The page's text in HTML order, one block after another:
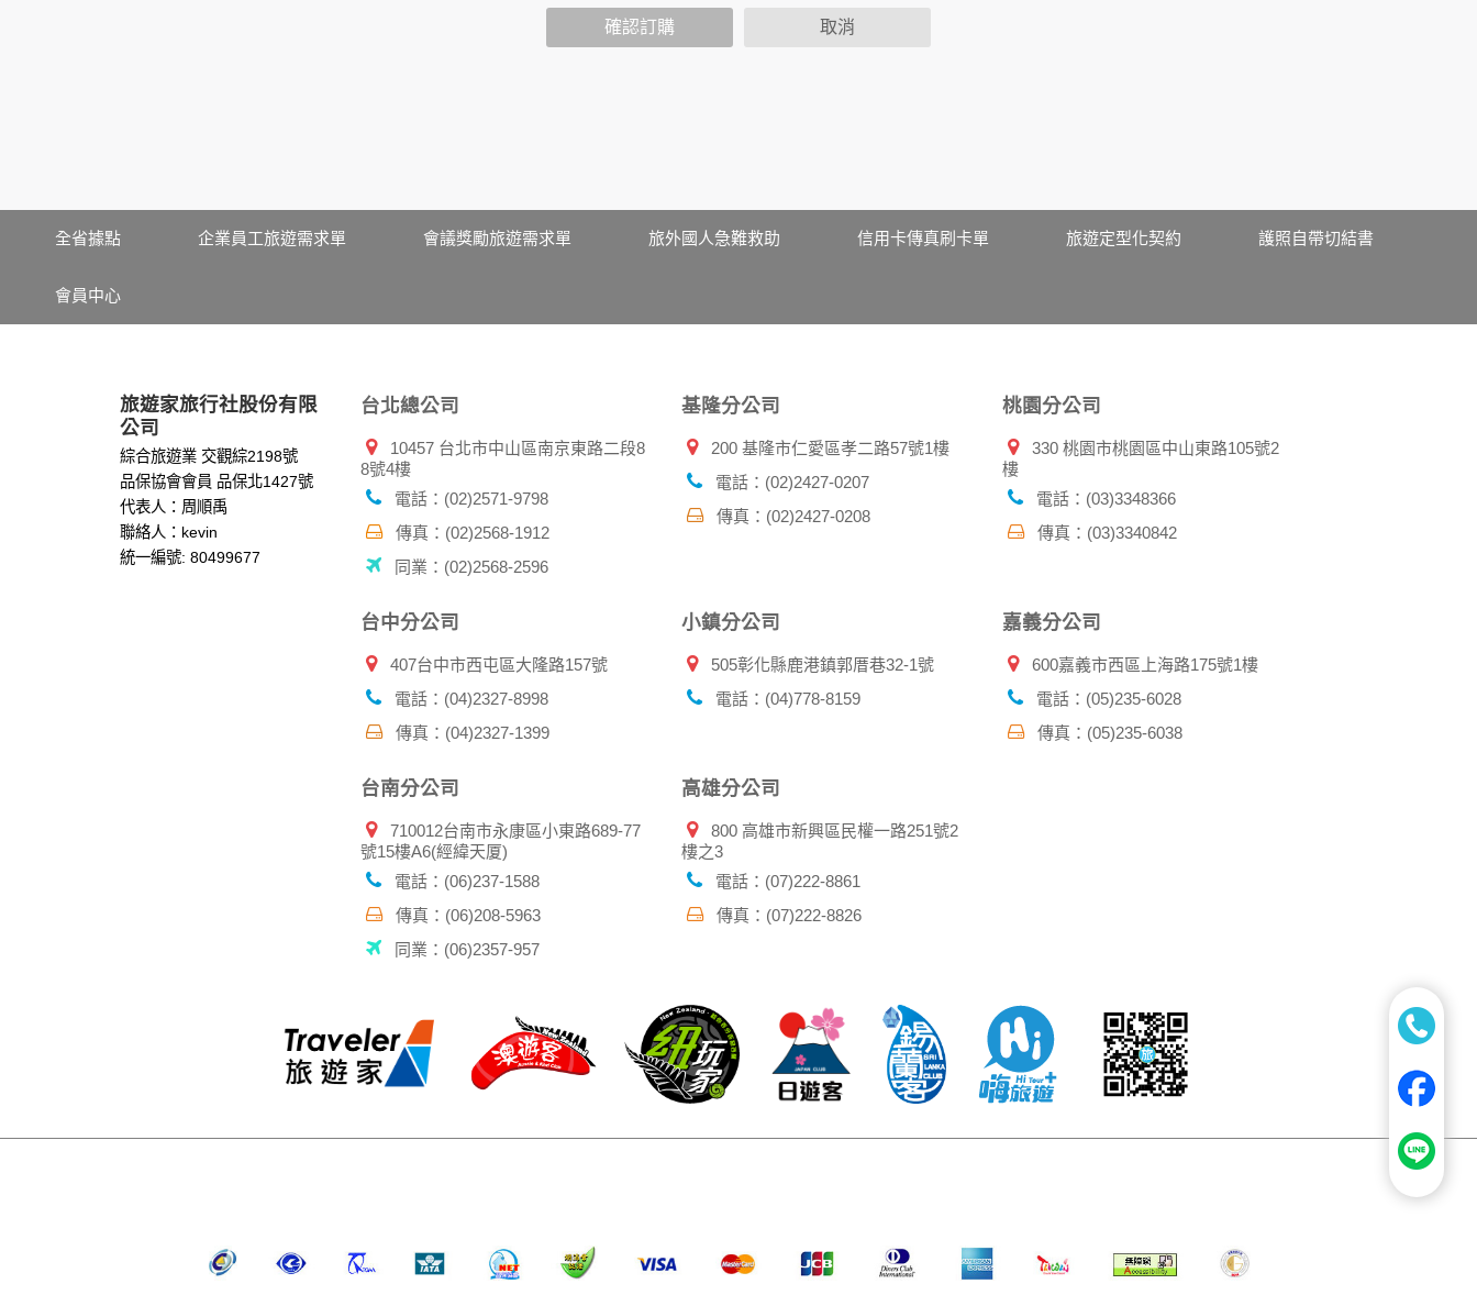
於一般瀏覽時，伺服器會自行記錄相關行徑，包括您使用連線設備的 IP 位址、使用時間、使用的瀏覽器、瀏覽及點選資料記錄等，做為我們增進網站服務的
其他除了上述，會保留您在上網瀏覽或查詢時，伺服器自行產生的相關記錄，包括您使用連線設備的 IP 位址、使用時間、使用的瀏覽器、瀏覽及點選資料紀
錄等。本網站會對個別連線者的瀏覽器予以標示，歸納使用者瀏覽器在本網站內部所瀏覽的網頁，除非您願意告知您的個人資料，否則本網站不會也無法將此
本網站將在事前或註冊登錄取得您的同意後，傳送商業性資料或電子郵件給您。本公司除了在該資料或電子郵件上註明是由本公司發送，也會在該資料或電子
資料使用:
本公司不會向任何人出售或出借您的個人識別資料。
在以下情況下， 本公司會向其他人士或公司提供您的個人識別資料：
1.遵守法令或政府機關的要求；或我們發覺您在網站上的行為違反本公司旗下網站的會員條款或產品、服務的特定使用指南。
2.為了保護使用者個人隱私，我們無法為您查詢其他使用者的帳號資料。若您有相關法律上問題需查閱他人資料時，請務必向警政單位提出告訴，我們將全力
配合警政單位調查並提供所有相關資料，以協助調查及破案！
自我保護措施:
服務後，務必記得登出帳戶或關閉網頁瀏覽器，以防止他人讀取您的個人資料。
確認訂購 取消
全省據點 企業員工旅遊需求單 會議獎勵旅遊需求單 旅外國人急難救助 信用卡傳真刷卡單 旅遊定型化契約 護照自帶切結書
會員中心
旅遊家旅行社股份有限
公司
綜合旅遊業 交觀綜2198號
品保協會會員 品保北1427號
代表人：周順禹
聯絡人：kevin
統一編號: 80499677
台北總公司
10457 台北市中山區南京東路二段8
8號4樓
電話：(02)2571-9798
傳真：(02)2568-1912
同業：(02)2568-2596
基隆分公司
200 基隆市仁愛區孝二路57號1樓
電話：(02)2427-0207
傳真：(02)2427-0208
桃園分公司
330 桃園市桃園區中山東路105號2
樓
電話：(03)3348366
傳真：(03)3340842
台中分公司
407台中市西屯區大隆路157號
電話：(04)2327-8998
傳真：(04)2327-1399
小鎮分公司
505彰化縣鹿港鎮郭厝巷32-1號
電話：(04)778-8159
嘉義分公司
600嘉義市西區上海路175號1樓
電話：(05)235-6028
傳真：(05)235-6038
台南分公司
710012台南市永康區小東路689-77
號15樓A6(經緯天厦)
電話：(06)237-1588
傳真：(06)208-5963
同業：(06)2357-957
高雄分公司
800 高雄市新興區民權一路251號2
樓之3
電話：(07)222-8861
傳真：(07)222-8826